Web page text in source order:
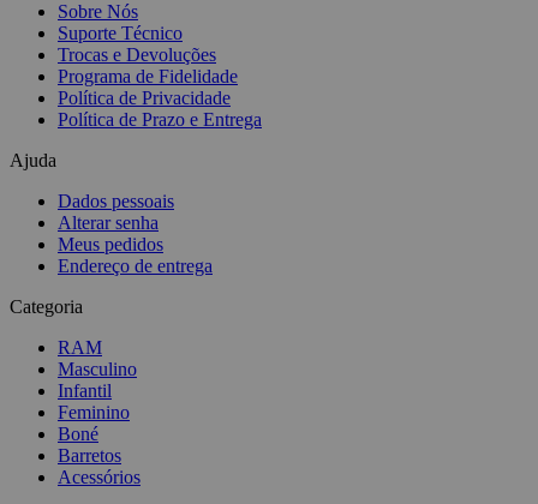
Sobre Nós
Suporte Técnico
Trocas e Devoluções
Programa de Fidelidade
Política de Privacidade
Política de Prazo e Entrega
Ajuda
Dados pessoais
Alterar senha
Meus pedidos
Endereço de entrega
Categoria
RAM
Masculino
Infantil
Feminino
Boné
Barretos
Acessórios